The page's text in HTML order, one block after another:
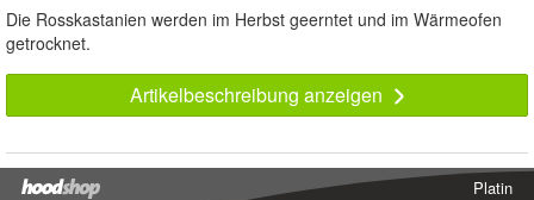
Die Rosskastanien werden im Herbst geerntet und im Wärmeofen
getrocknet.
Artikelbeschreibung anzeigen
Platin